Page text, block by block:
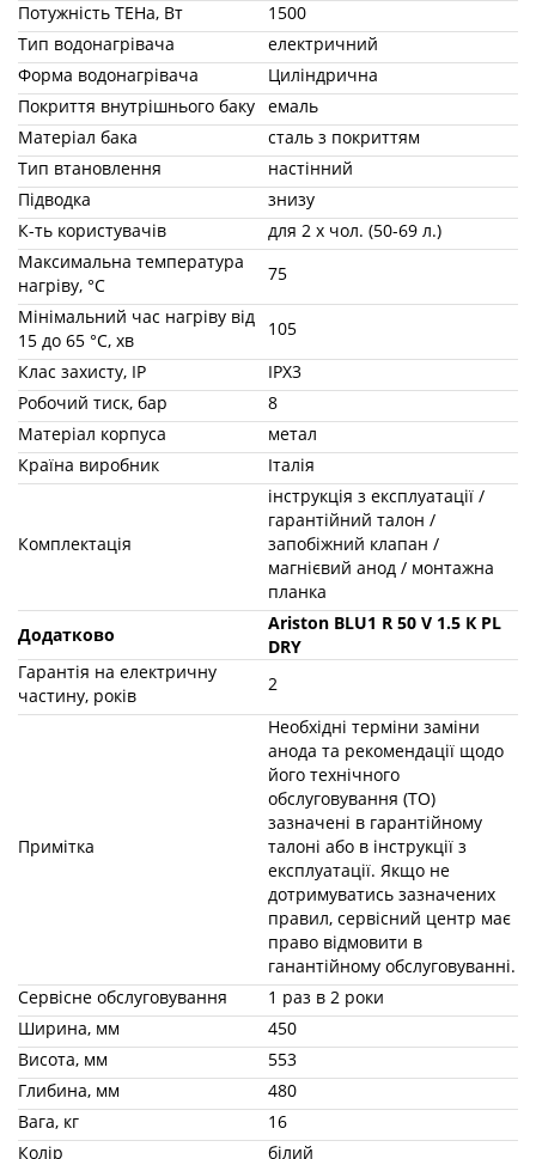
Покриття внутрішнього баку
емаль
Матеріал бака
сталь з покриттям
Тип втановлення
настінний
Підводка
знизу
К-ть користувачів
для 2 х чол. (50-69 л.)
Максимальна температура
нагріву, °С
75
Мінімальний час нагріву від 15
до 65 °С, хв
105
Клас захисту, IP
IPX3
Робочий тиск, бар
8
Матеріал корпуса
метал
Країна виробник
Італія
Комплектація
інструкція з експлуатації /
гарантійний талон / запобіжний
клапан / магнієвий анод /
монтажна планка
Ariston BLU1 R 50 V 1.5 К PL
DRY
Гарантія на електричну
2
Примітка
Необхідні терміни заміни анода
та рекомендації щодо його
технічного обслуговування (ТО)
зазначені в гарантійному талоні
Якщо не дотримуватись
зазначених правил, сервісний
центр має право відмовити в
ганантійному обслуговуванні.
1 раз в 2 роки
Ширина, мм
553
480
16
Колір
білий
Гарантія, років
5
Доставка в міста
Київ /Одеса/Харків/Дніпро/
Запоріжжя
Миколаїв
/Херсон
Черкаси/Хмельницький/